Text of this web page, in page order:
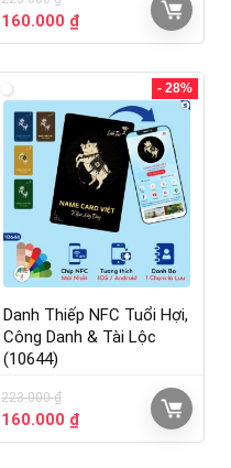
160.000 ₫
- 28%
Danh Thiếp NFC Tuổi Hợi,
Công Danh & Tài Lộc
(10644)
223.000₫
160.000 ₫